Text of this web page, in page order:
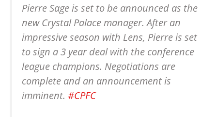
Pierre Sage is set to be announced as the
new Crystal Palace manager. After an
impressive season with Lens, Pierre is set
to sign a 3 year deal with the conference
league champions. Negotiations are
complete and an announcement is
imminent. #CPFC